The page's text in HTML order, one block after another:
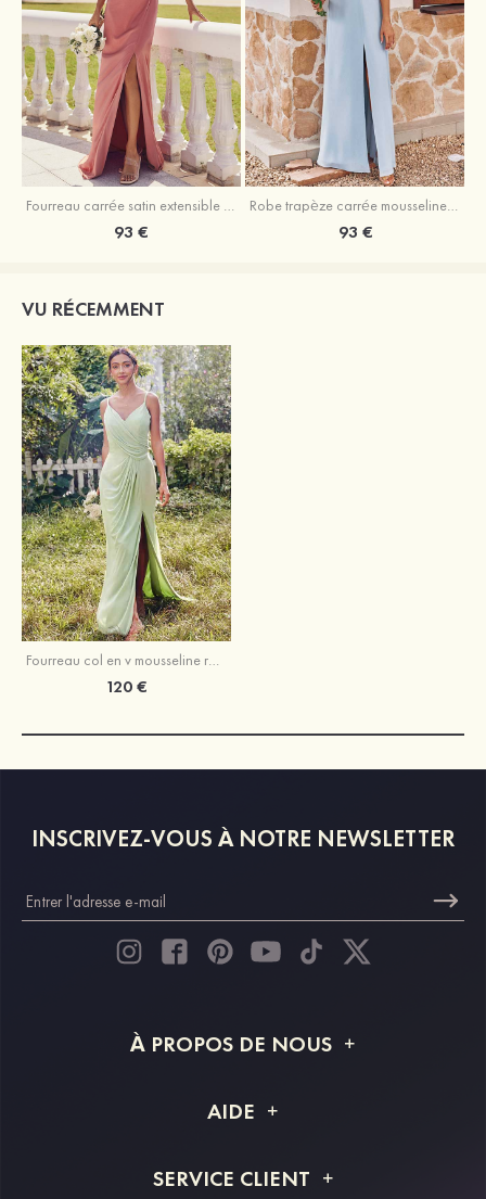
93 € 93 €
VU RÉCEMMENT
Fourreau col en v mousseline ras du sol robe de demoiselle d'honneur
120 €
INSCRIVEZ-VOUS À NOTRE NEWSLETTER
À PROPOS DE NOUS
Livraison
AIDE
Retour et remboursement
SERVICE CLIENT